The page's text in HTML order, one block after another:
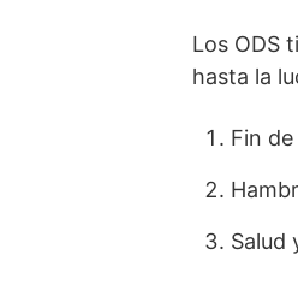
Los ODS
hasta la
Fin
Salud